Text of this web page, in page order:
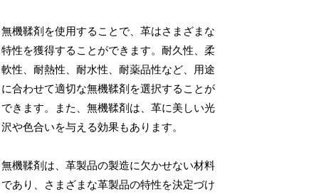
無機鞣剤を使用することで、革はさまざまな
特性を獲得することができます。耐久性、柔
軟性、耐熱性、耐水性、耐薬品性など、用途
に合わせて適切な無機鞣剤を選択することが
できます。また、無機鞣剤は、革に美しい光
沢や色合いを与える効果もあります。
無機鞣剤は、革製品の製造に欠かせない材料
であり、さまざまな革製品の特性を決定づけ